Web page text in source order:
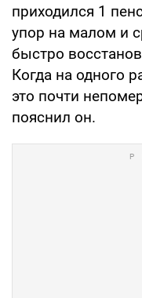
приходился 1
упор на малом и
быстро
Когда на одного
это почти
пояснил он.